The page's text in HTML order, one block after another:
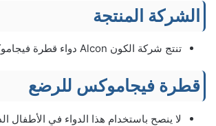
الشركة المنتجة
تنتج شركة الكون Alcon دواء قطرة فيجاموكس للعين.
قطرة فيجاموكس للرضع
لا ينصح باستخدام هذا الدواء في الأطفال